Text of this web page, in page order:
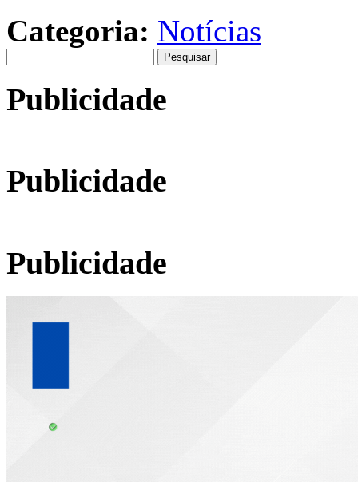
Categoria: Notícias
por:
Publicidade
Publicidade
Publicidade